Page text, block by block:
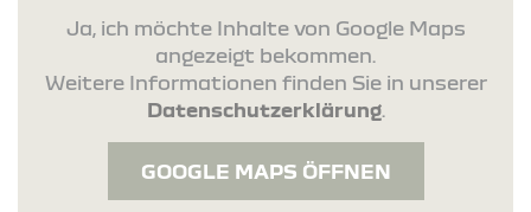
Ja, ich möchte Inhalte von Google Maps
angezeigt bekommen.
Weitere Informationen finden Sie in unserer
Datenschutzerklärung.
GOOGLE MAPS ÖFFNEN